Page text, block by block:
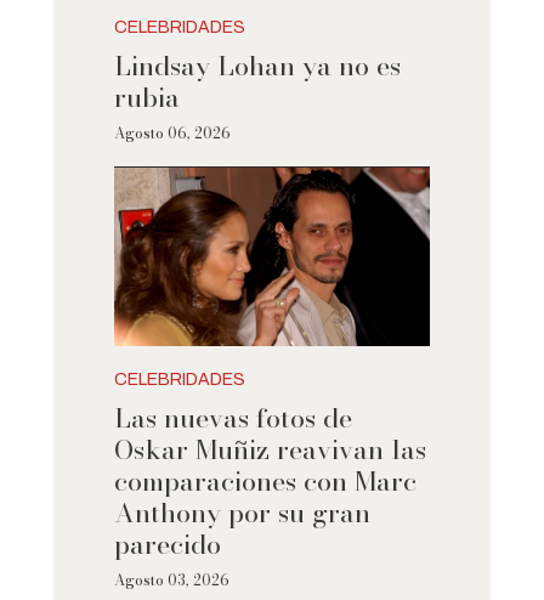
CELEBRIDADES
Lindsay Lohan ya no es
rubia
Agosto 06, 2026
CELEBRIDADES
Las nuevas fotos de
Oskar Muñiz reavivan las
comparaciones con Marc
Anthony por su gran
parecido
Agosto 03, 2026